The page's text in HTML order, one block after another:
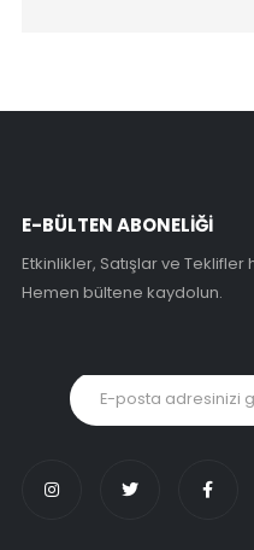
E-BÜLTEN ABONELİĞİ
Etkinlikler, Satışlar ve
Hemen bültene kaydolun.